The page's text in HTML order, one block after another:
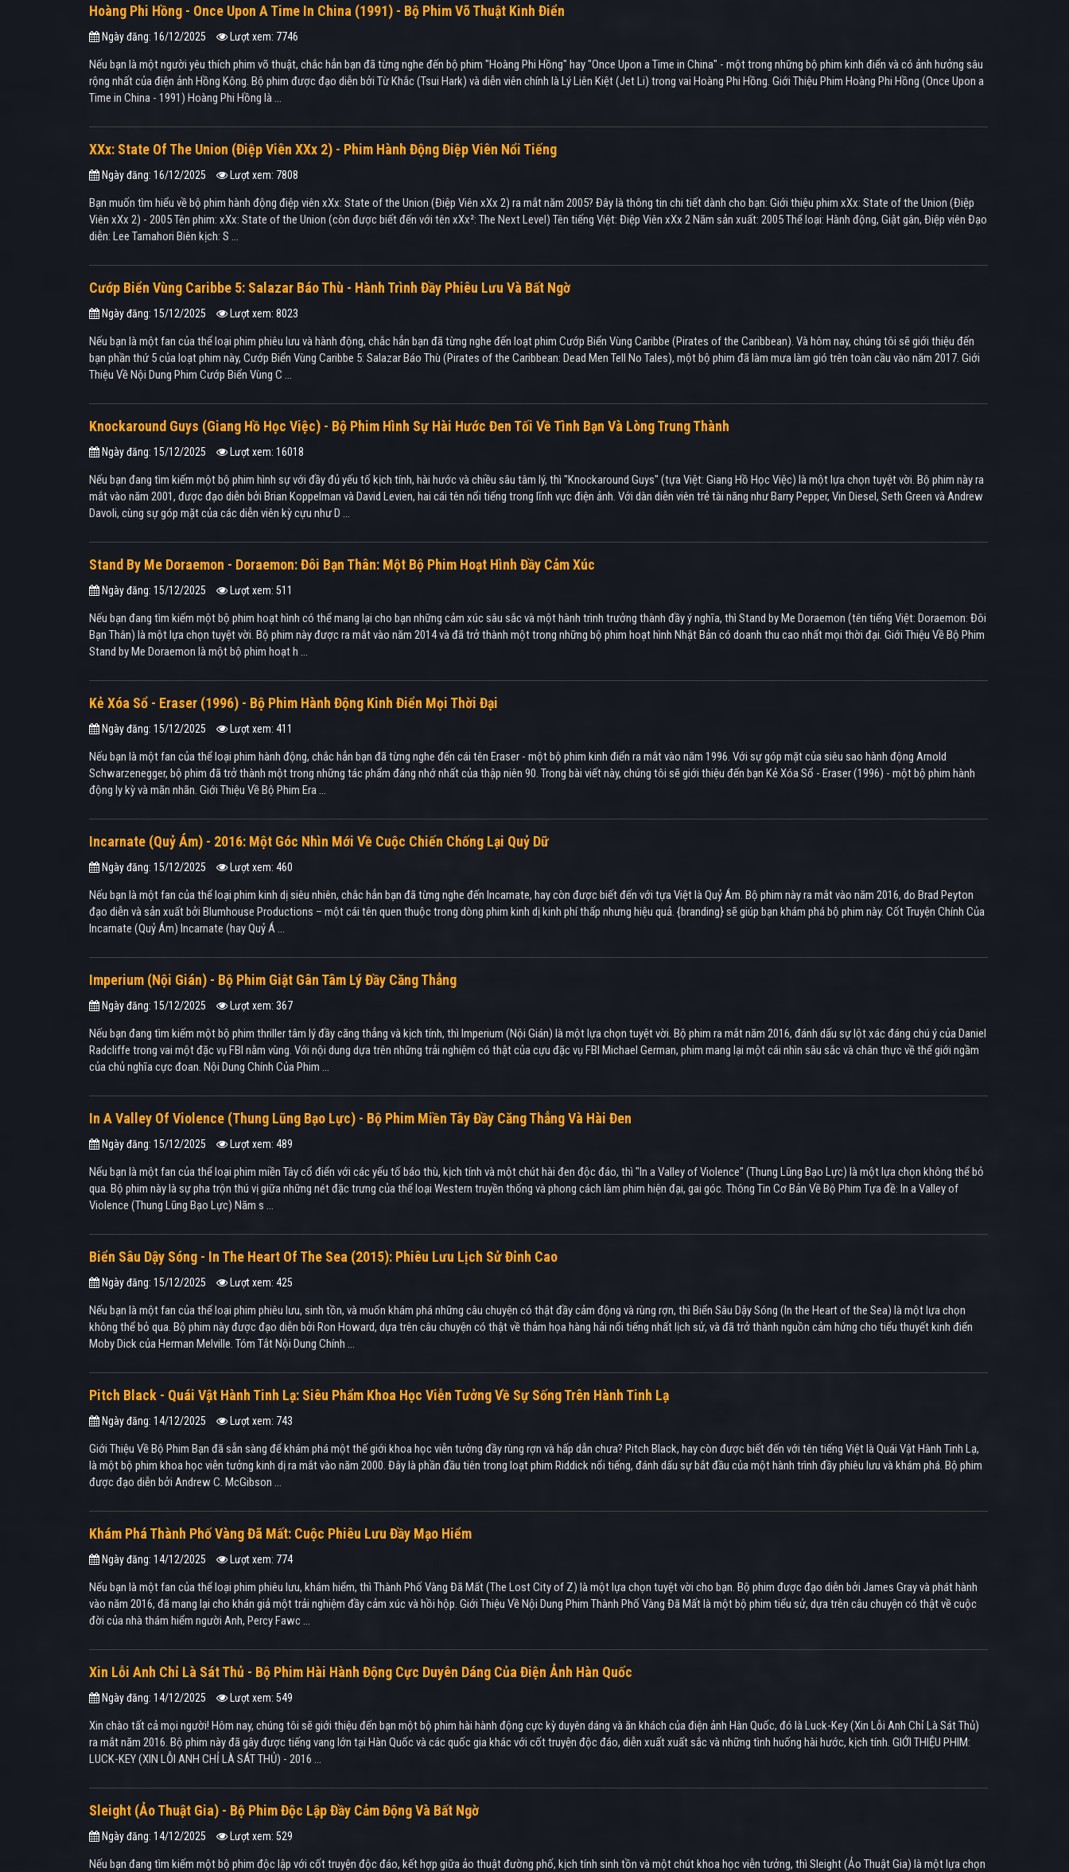
Hoàng Phi Hồng - Once Upon A Time In China (1991) - Bộ Phim Võ Thuật Kinh Điển
Ngày đăng: 16/12/2025 Lượt xem: 7746
Nếu bạn là một người yêu thích phim võ thuật, chắc hẳn bạn đã từng nghe đến bộ phim "Hoàng Phi Hồng" hay "Once Upon a Time in China" - một trong những bộ phim kinh điển và có ảnh hưởng sâu
rộng nhất của điện ảnh Hồng Kông. Bộ phim được đạo diễn bởi Từ Khắc (Tsui Hark) và diễn viên chính là Lý Liên Kiệt (Jet Li) trong vai Hoàng Phi Hồng. Giới Thiệu Phim Hoàng Phi Hồng (Once Upon a
Time in China - 1991) Hoàng Phi Hồng là ...
XXx: State Of The Union (Điệp Viên XXx 2) - Phim Hành Động Điệp Viên Nổi Tiếng
Ngày đăng: 16/12/2025 Lượt xem: 7808
Bạn muốn tìm hiểu về bộ phim hành động điệp viên xXx: State of the Union (Điệp Viên xXx 2) ra mắt năm 2005? Đây là thông tin chi tiết dành cho bạn: Giới thiệu phim xXx: State of the Union (Điệp
Viên xXx 2) - 2005 Tên phim: xXx: State of the Union (còn được biết đến với tên xXx²: The Next Level) Tên tiếng Việt: Điệp Viên xXx 2 Năm sản xuất: 2005 Thể loại: Hành động, Giật gân, Điệp viên Đạo
diễn: Lee Tamahori Biên kịch: S ...
Cướp Biển Vùng Caribbe 5: Salazar Báo Thù - Hành Trình Đầy Phiêu Lưu Và Bất Ngờ
Ngày đăng: 15/12/2025 Lượt xem: 8023
Nếu bạn là một fan của thể loại phim phiêu lưu và hành động, chắc hẳn bạn đã từng nghe đến loạt phim Cướp Biển Vùng Caribbe (Pirates of the Caribbean). Và hôm nay, chúng tôi sẽ giới thiệu đến
bạn phần thứ 5 của loạt phim này, Cướp Biển Vùng Caribbe 5: Salazar Báo Thù (Pirates of the Caribbean: Dead Men Tell No Tales), một bộ phim đã làm mưa làm gió trên toàn cầu vào năm 2017. Giới
Thiệu Về Nội Dung Phim Cướp Biển Vùng C ...
Knockaround Guys (Giang Hồ Học Việc) - Bộ Phim Hình Sự Hài Hước Đen Tối Về Tình Bạn Và Lòng Trung Thành
Ngày đăng: 15/12/2025 Lượt xem: 16018
Nếu bạn đang tìm kiếm một bộ phim hình sự với đầy đủ yếu tố kịch tính, hài hước và chiều sâu tâm lý, thì "Knockaround Guys" (tựa Việt: Giang Hồ Học Việc) là một lựa chọn tuyệt vời. Bộ phim này ra
mắt vào năm 2001, được đạo diễn bởi Brian Koppelman và David Levien, hai cái tên nổi tiếng trong lĩnh vực điện ảnh. Với dàn diễn viên trẻ tài năng như Barry Pepper, Vin Diesel, Seth Green và Andrew
Davoli, cùng sự góp mặt của các diễn viên kỳ cựu như D ...
Stand By Me Doraemon - Doraemon: Đôi Bạn Thân: Một Bộ Phim Hoạt Hình Đầy Cảm Xúc
Ngày đăng: 15/12/2025 Lượt xem: 511
Nếu bạn đang tìm kiếm một bộ phim hoạt hình có thể mang lại cho bạn những cảm xúc sâu sắc và một hành trình trưởng thành đầy ý nghĩa, thì Stand by Me Doraemon (tên tiếng Việt: Doraemon: Đôi
Bạn Thân) là một lựa chọn tuyệt vời. Bộ phim này được ra mắt vào năm 2014 và đã trở thành một trong những bộ phim hoạt hình Nhật Bản có doanh thu cao nhất mọi thời đại. Giới Thiệu Về Bộ Phim
Stand by Me Doraemon là một bộ phim hoạt h ...
Kẻ Xóa Sổ - Eraser (1996) - Bộ Phim Hành Động Kinh Điển Mọi Thời Đại
Ngày đăng: 15/12/2025 Lượt xem: 411
Nếu bạn là một fan của thể loại phim hành động, chắc hẳn bạn đã từng nghe đến cái tên Eraser - một bộ phim kinh điển ra mắt vào năm 1996. Với sự góp mặt của siêu sao hành động Arnold
Schwarzenegger, bộ phim đã trở thành một trong những tác phẩm đáng nhớ nhất của thập niên 90. Trong bài viết này, chúng tôi sẽ giới thiệu đến bạn Kẻ Xóa Sổ - Eraser (1996) - một bộ phim hành
động ly kỳ và mãn nhãn. Giới Thiệu Về Bộ Phim Era ...
Incarnate (Quỷ Ám) - 2016: Một Góc Nhìn Mới Về Cuộc Chiến Chống Lại Quỷ Dữ
Ngày đăng: 15/12/2025 Lượt xem: 460
Nếu bạn là một fan của thể loại phim kinh dị siêu nhiên, chắc hẳn bạn đã từng nghe đến Incarnate, hay còn được biết đến với tựa Việt là Quỷ Ám. Bộ phim này ra mắt vào năm 2016, do Brad Peyton
đạo diễn và sản xuất bởi Blumhouse Productions – một cái tên quen thuộc trong dòng phim kinh dị kinh phí thấp nhưng hiệu quả. {branding} sẽ giúp bạn khám phá bộ phim này. Cốt Truyện Chính Của
Incarnate (Quỷ Ám) Incarnate (hay Quỷ Á ...
Imperium (Nội Gián) - Bộ Phim Giật Gân Tâm Lý Đầy Căng Thẳng
Ngày đăng: 15/12/2025 Lượt xem: 367
Nếu bạn đang tìm kiếm một bộ phim thriller tâm lý đầy căng thẳng và kịch tính, thì Imperium (Nội Gián) là một lựa chọn tuyệt vời. Bộ phim ra mắt năm 2016, đánh dấu sự lột xác đáng chú ý của Daniel
Radcliffe trong vai một đặc vụ FBI nằm vùng. Với nội dung dựa trên những trải nghiệm có thật của cựu đặc vụ FBI Michael German, phim mang lại một cái nhìn sâu sắc và chân thực về thế giới ngầm
của chủ nghĩa cực đoan. Nội Dung Chính Của Phim ...
In A Valley Of Violence (Thung Lũng Bạo Lực) - Bộ Phim Miền Tây Đầy Căng Thẳng Và Hài Đen
Ngày đăng: 15/12/2025 Lượt xem: 489
Nếu bạn là một fan của thể loại phim miền Tây cổ điển với các yếu tố báo thù, kịch tính và một chút hài đen độc đáo, thì "In a Valley of Violence" (Thung Lũng Bạo Lực) là một lựa chọn không thể bỏ
qua. Bộ phim này là sự pha trộn thú vị giữa những nét đặc trưng của thể loại Western truyền thống và phong cách làm phim hiện đại, gai góc. Thông Tin Cơ Bản Về Bộ Phim Tựa đề: In a Valley of
Violence (Thung Lũng Bạo Lực) Năm s ...
Biển Sâu Dậy Sóng - In The Heart Of The Sea (2015): Phiêu Lưu Lịch Sử Đỉnh Cao
Ngày đăng: 15/12/2025 Lượt xem: 425
Nếu bạn là một fan của thể loại phim phiêu lưu, sinh tồn, và muốn khám phá những câu chuyện có thật đầy cảm động và rùng rợn, thì Biển Sâu Dậy Sóng (In the Heart of the Sea) là một lựa chọn
không thể bỏ qua. Bộ phim này được đạo diễn bởi Ron Howard, dựa trên câu chuyện có thật về thảm họa hàng hải nổi tiếng nhất lịch sử, và đã trở thành nguồn cảm hứng cho tiểu thuyết kinh điển
Moby Dick của Herman Melville. Tóm Tắt Nội Dung Chính ...
Pitch Black - Quái Vật Hành Tinh Lạ: Siêu Phẩm Khoa Học Viễn Tưởng Về Sự Sống Trên Hành Tinh Lạ
Ngày đăng: 14/12/2025 Lượt xem: 743
Giới Thiệu Về Bộ Phim Bạn đã sẵn sàng để khám phá một thế giới khoa học viễn tưởng đầy rùng rợn và hấp dẫn chưa? Pitch Black, hay còn được biết đến với tên tiếng Việt là Quái Vật Hành Tinh Lạ,
là một bộ phim khoa học viễn tưởng kinh dị ra mắt vào năm 2000. Đây là phần đầu tiên trong loạt phim Riddick nổi tiếng, đánh dấu sự bắt đầu của một hành trình đầy phiêu lưu và khám phá. Bộ phim
được đạo diễn bởi Andrew C. McGibson ...
Khám Phá Thành Phố Vàng Đã Mất: Cuộc Phiêu Lưu Đầy Mạo Hiểm
Ngày đăng: 14/12/2025 Lượt xem: 774
Nếu bạn là một fan của thể loại phim phiêu lưu, khám hiểm, thì Thành Phố Vàng Đã Mất (The Lost City of Z) là một lựa chọn tuyệt vời cho bạn. Bộ phim được đạo diễn bởi James Gray và phát hành
vào năm 2016, đã mang lại cho khán giả một trải nghiệm đầy cảm xúc và hồi hộp. Giới Thiệu Về Nội Dung Phim Thành Phố Vàng Đã Mất là một bộ phim tiểu sử, dựa trên câu chuyện có thật về cuộc
đời của nhà thám hiểm người Anh, Percy Fawc ...
Xin Lỗi Anh Chỉ Là Sát Thủ - Bộ Phim Hài Hành Động Cực Duyên Dáng Của Điện Ảnh Hàn Quốc
Ngày đăng: 14/12/2025 Lượt xem: 549
Xin chào tất cả mọi người! Hôm nay, chúng tôi sẽ giới thiệu đến bạn một bộ phim hài hành động cực kỳ duyên dáng và ăn khách của điện ảnh Hàn Quốc, đó là Luck-Key (Xin Lỗi Anh Chỉ Là Sát Thủ)
ra mắt năm 2016. Bộ phim này đã gây được tiếng vang lớn tại Hàn Quốc và các quốc gia khác với cốt truyện độc đáo, diễn xuất xuất sắc và những tình huống hài hước, kịch tính. GIỚI THIỆU PHIM:
LUCK-KEY (XIN LỖI ANH CHỈ LÀ SÁT THỦ) - 2016 ...
Sleight (Ảo Thuật Gia) - Bộ Phim Độc Lập Đầy Cảm Động Và Bất Ngờ
Ngày đăng: 14/12/2025 Lượt xem: 529
Nếu bạn đang tìm kiếm một bộ phim độc lập với cốt truyện độc đáo, kết hợp giữa ảo thuật đường phố, kịch tính sinh tồn và một chút khoa học viễn tưởng, thì Sleight (Ảo Thuật Gia) là một lựa chọn